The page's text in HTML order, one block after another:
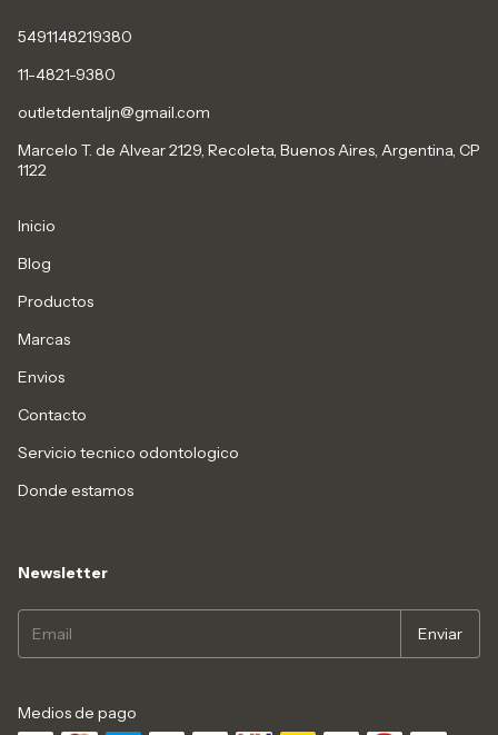
5491148219380
11-4821-9380
outletdentaljn@gmail.com
Marcelo T. de Alvear 2129, Recoleta, Buenos Aires, Argentina, CP
1122
Inicio
Blog
Productos
Marcas
Envios
Contacto
Servicio tecnico odontologico
Donde estamos
Newsletter
Medios de pago